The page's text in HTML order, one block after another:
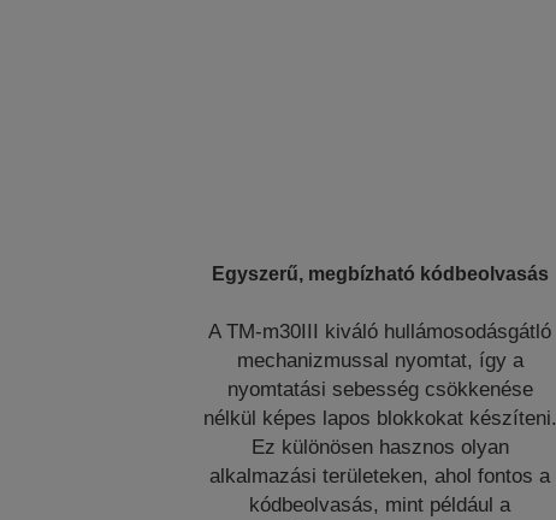
Egyszerű, megbízható kódbeolvasás
A TM-m30III kiváló hullámosodásgátló
mechanizmussal nyomtat, így a
nyomtatási sebesség csökkenése
nélkül képes lapos blokkokat készíteni.
Ez különösen hasznos olyan
alkalmazási területeken, ahol fontos a
kódbeolvasás, mint például a